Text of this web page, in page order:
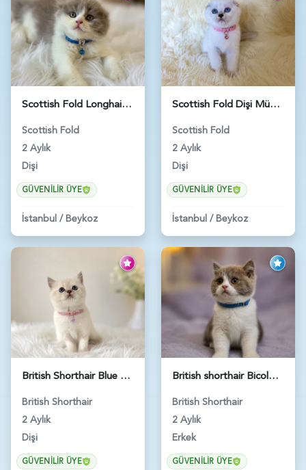
Scottish Fold Longhair Lilac Bi Color 2 Aylık - 5908
Scottish Fold
2 Aylık
Dişi
GÜVENILIR ÜYE
İstanbul / Beykoz
Scottish Fold Dişi Mükemmel Yavrumuz - 5909
Scottish Fold
2 Aylık
Dişi
GÜVENILIR ÜYE
İstanbul / Beykoz
British Shorthair Blue Point Kızımız 2 Aylık - 5149
British Shorthair
2 Aylık
Dişi
GÜVENILIR ÜYE
British shorthair Bicolor Lilac Erkek - 5905
British Shorthair
2 Aylık
Erkek
GÜVENILIR ÜYE